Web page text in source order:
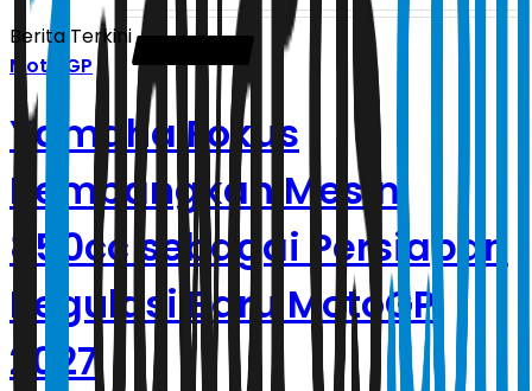
Berita Terkini
Moto GP
Yamaha Fokus
Kembangkan Mesin
850cc sebagai Persiapan
Regulasi Baru MotoGP
2027